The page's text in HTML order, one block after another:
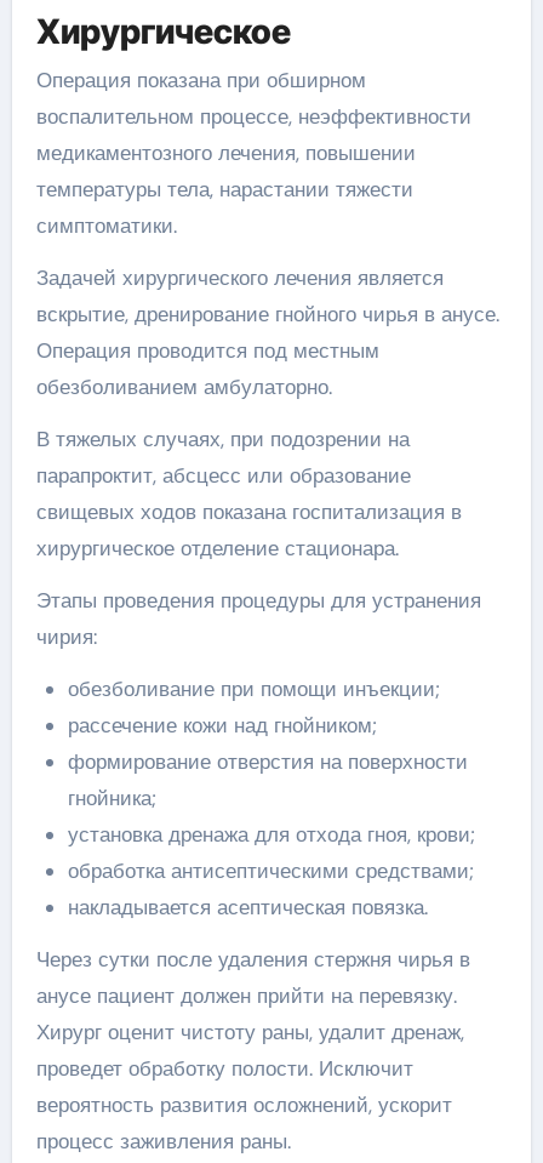
Хирургическое
Операция показана при обширном
воспалительном процессе, неэффективности
медикаментозного лечения, повышении
температуры тела, нарастании тяжести
симптоматики.
Задачей хирургического лечения является
вскрытие, дренирование гнойного чирья в анусе.
Операция проводится под местным
обезболиванием амбулаторно.
В тяжелых случаях, при подозрении на
парапроктит, абсцесс или образование
свищевых ходов показана госпитализация в
хирургическое отделение стационара.
Этапы проведения процедуры для устранения
чирия:
обезболивание при помощи инъекции;
рассечение кожи над гнойником;
формирование отверстия на поверхности
гнойника;
установка дренажа для отхода гноя, крови;
обработка антисептическими средствами;
накладывается асептическая повязка.
Через сутки после удаления стержня чирья в
анусе пациент должен прийти на перевязку.
Хирург оценит чистоту раны, удалит дренаж,
проведет обработку полости. Исключит
вероятность развития осложнений, ускорит
процесс заживления раны.